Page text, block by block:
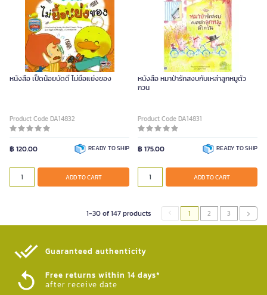
หนังสือ เป็ดน้อยบัดดี้ ไม่ยื้อแย่งของ
Product Code DA14832
฿ 120.00 READY TO SHIP
ADD TO CART
หนังสือ หมาป่ารักสงบกับเหล่าลูกหมูตัว
กวน
Product Code DA14831
฿ 175.00 READY TO SHIP
ADD TO CART
1-30 of 147 products 1 2 3
Guaranteed authenticity​
Free returns within 14 days*
after receive date